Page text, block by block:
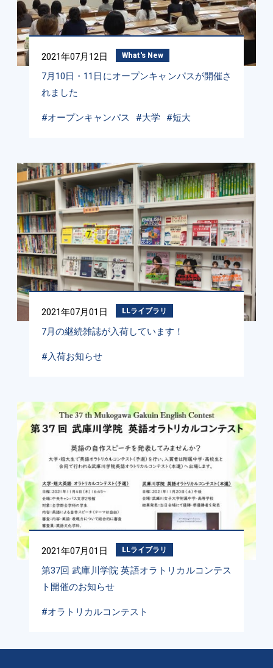
2021年07月12日 What's New
7月10日・11日にオープンキャンパスが開催さ
れました
#オープンキャンパス #大学 #短大
2021年07月01日 LLライブラリ
7月の継続雑誌が入荷しています！
#入荷お知らせ
2021年07月01日 LLライブラリ
第37回 武庫川学院 英語オラトリカルコンテス
ト開催のお知らせ
#オラトリカルコンテスト